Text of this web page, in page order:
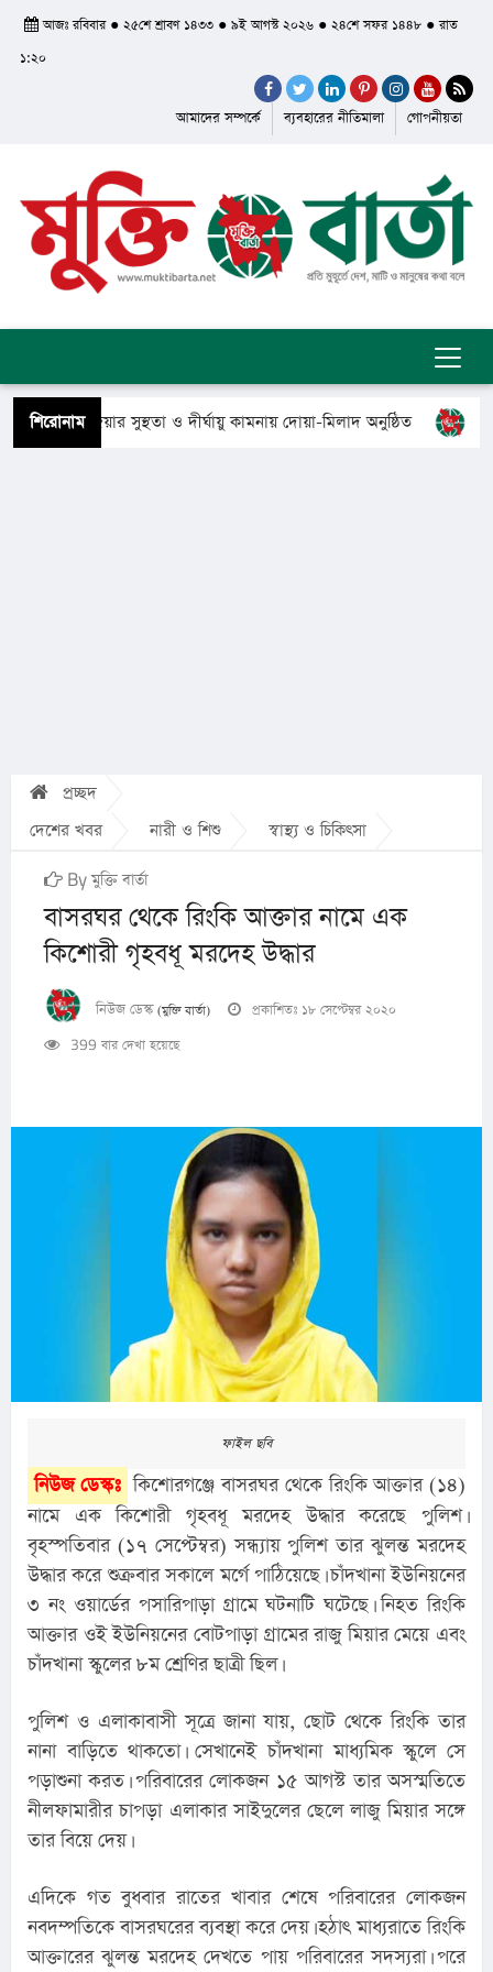
আজঃ রবিবার ● ২৫শে শ্রাবণ ১৪৩৩ ● ৯ই আগস্ট ২০২৬ ● ২৪শে সফর ১৪৪৮ ● রাত
১:২০
আমাদের সম্পর্কে ব্যবহারের নীতিমালা গোপনীয়তা
শিরোনাম
খালেদা জিয়ার সুস্থতা ও দীর্ঘায়ু কামনায় দোয়া-মিলাদ অনুষ্ঠিত সুমন
প্রচ্ছদ
দেশের খবর
নারী ও শিশু স্বাস্থ্য ও চিকিৎসা
By মুক্তি বার্তা
বাসরঘর থেকে রিংকি আক্তার নামে এক
কিশোরী গৃহবধূ মরদেহ উদ্ধার
নিউজ ডেস্ক (মুক্তি বার্তা)
প্রকাশিতঃ ১৮ সেপ্টেম্বর ২০২০
399 বার দেখা হয়েছে
ফাইল ছবি
নিউজ ডেস্কঃ কিশোরগঞ্জে বাসরঘর থেকে রিংকি আক্তার (১৪)
নামে এক কিশোরী গৃহবধূ মরদেহ উদ্ধার করেছে পুলিশ।
বৃহস্পতিবার (১৭ সেপ্টেম্বর) সন্ধ্যায় পুলিশ তার ঝুলন্ত মরদেহ
উদ্ধার করে শুক্রবার সকালে মর্গে পাঠিয়েছে। চাঁদখানা ইউনিয়নের
৩ নং ওয়ার্ডের পসারিপাড়া গ্রামে ঘটনাটি ঘটেছে। নিহত রিংকি
আক্তার ওই ইউনিয়নের বোটপাড়া গ্রামের রাজু মিয়ার মেয়ে এবং
চাঁদখানা স্কুলের ৮ম শ্রেণির ছাত্রী ছিল।
পুলিশ ও এলাকাবাসী সূত্রে জানা যায়, ছোট থেকে রিংকি তার
নানা বাড়িতে থাকতো। সেখানেই চাঁদখানা মাধ্যমিক স্কুলে সে
পড়াশুনা করত। পরিবারের লোকজন ১৫ আগস্ট তার অসস্মতিতে
নীলফামারীর চাপড়া এলাকার সাইদুলের ছেলে লাজু মিয়ার সঙ্গে
তার বিয়ে দেয়।
এদিকে গত বুধবার রাতের খাবার শেষে পরিবারের লোকজন
নবদম্পতিকে বাসরঘরের ব্যবস্থা করে দেয়। হঠাৎ মাধ্যরাতে রিংকি
আক্তারের ঝুলন্ত মরদেহ দেখতে পায় পরিবারের সদস্যরা। পরে